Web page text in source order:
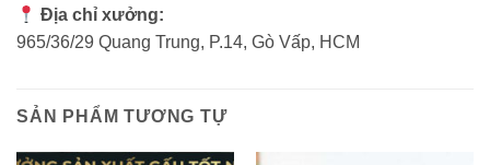
Địa chỉ xưởng:
965/36/29 Quang Trung, P.14, Gò Vấp, HCM
SẢN PHẨM TƯƠNG TỰ